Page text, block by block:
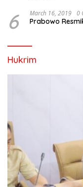
6 March 16, 2019 0
Prabowo
Hukrim